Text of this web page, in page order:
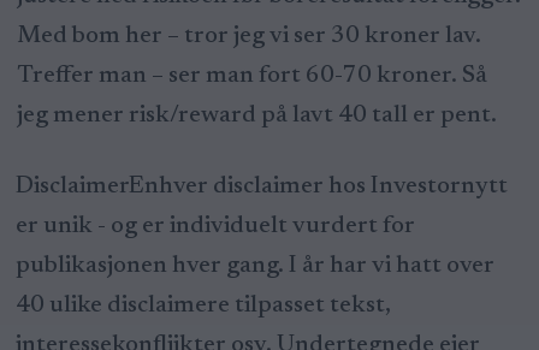
Med bom her – tror jeg vi ser 30 kroner lav.
Treffer man – ser man fort 60-70 kroner. Så
jeg mener risk/reward på lavt 40 tall er pent.
DisclaimerEnhver disclaimer hos Investornytt
er unik - og er individuelt vurdert for
publikasjonen hver gang. I år har vi hatt over
40 ulike disclaimere tilpasset tekst,
interessekonfliikter osv. Undertegnede eier